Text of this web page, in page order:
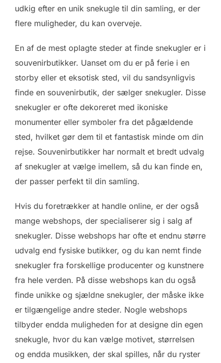
udkig efter en unik snekugle til din samling, er der
flere muligheder, du kan overveje.
En af de mest oplagte steder at finde snekugler er i
souvenirbutikker. Uanset om du er på ferie i en
storby eller et eksotisk sted, vil du sandsynligvis
finde en souvenirbutik, der sælger snekugler. Disse
snekugler er ofte dekoreret med ikoniske
monumenter eller symboler fra det pågældende
sted, hvilket gør dem til et fantastisk minde om din
rejse. Souvenirbutikker har normalt et bredt udvalg
af snekugler at vælge imellem, så du kan finde en,
der passer perfekt til din samling.
Hvis du foretrækker at handle online, er der også
mange webshops, der specialiserer sig i salg af
snekugler. Disse webshops har ofte et endnu større
udvalg end fysiske butikker, og du kan nemt finde
snekugler fra forskellige producenter og kunstnere
fra hele verden. På disse webshops kan du også
finde unikke og sjældne snekugler, der måske ikke
er tilgængelige andre steder. Nogle webshops
tilbyder endda muligheden for at designe din egen
snekugle, hvor du kan vælge motivet, størrelsen
og endda musikken, der skal spilles, når du ryster